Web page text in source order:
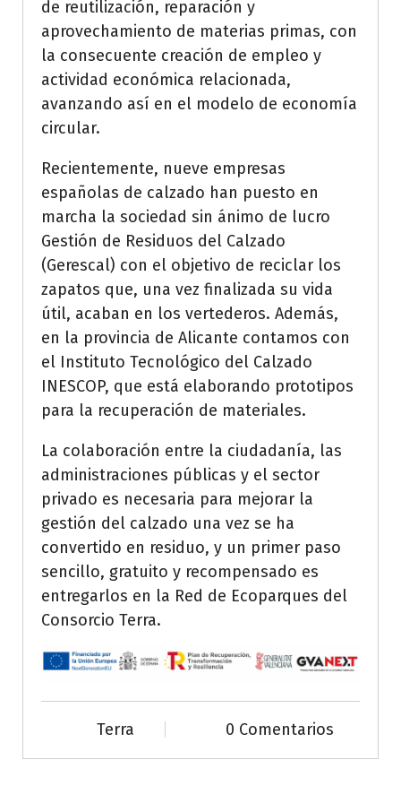
de reutilización, reparación y
aprovechamiento de materias primas, con
la consecuente creación de empleo y
actividad económica relacionada,
avanzando así en el modelo de economía
circular.
Recientemente, nueve empresas
españolas de calzado han puesto en
marcha la sociedad sin ánimo de lucro
Gestión de Residuos del Calzado
(Gerescal) con el objetivo de reciclar los
zapatos que, una vez finalizada su vida
útil, acaban en los vertederos. Además,
en la provincia de Alicante contamos con
el Instituto Tecnológico del Calzado
INESCOP, que está elaborando prototipos
para la recuperación de materiales.
La colaboración entre la ciudadanía, las
administraciones públicas y el sector
privado es necesaria para mejorar la
gestión del calzado una vez se ha
convertido en residuo, y un primer paso
sencillo, gratuito y recompensado es
entregarlos en la Red de Ecoparques del
Consorcio Terra.
Terra 0 Comentarios